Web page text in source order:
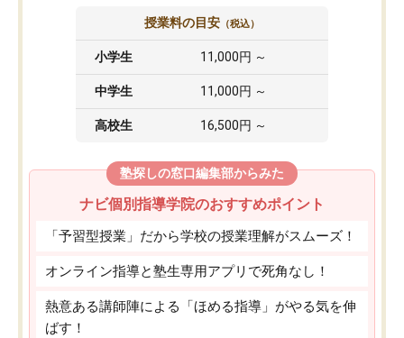
授業料の目安 （税込）
小学生 11,000円 ～
中学生 11,000円 ～
高校生 16,500円 ～
塾探しの窓口編集部からみた
ナビ個別指導学院のおすすめポイント
「予習型授業」だから学校の授業理解がスムーズ！
オンライン指導と塾生専用アプリで死角なし！
熱意ある講師陣による「ほめる指導」がやる気を伸
ばす！